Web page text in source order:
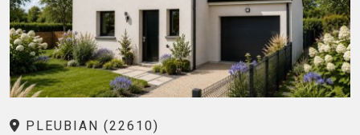
PLEUBIAN (22610)